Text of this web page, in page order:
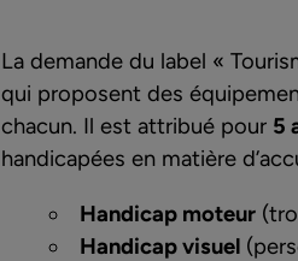
La demande du label «
qui proposent des
chacun. Il est attribué pour 5
handicapées en matière
Handicap moteur
Handicap visuel